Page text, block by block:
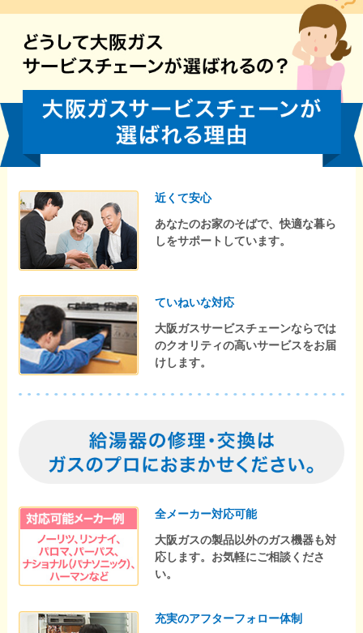
近くて安心
あなたのお家のそばで、快適な暮ら
しをサポートしています。
ていねいな対応
大阪ガスサービスチェーンならでは
のクオリティの高いサービスをお届
けします。
全メーカー対応可能
大阪ガスの製品以外のガス機器も対
応します。お気軽にご相談くださ
い。
充実のアフターフォロー体制